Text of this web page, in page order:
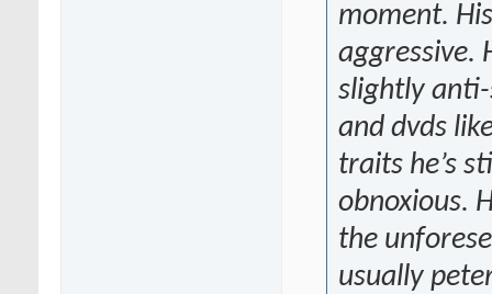
moment.
aggressive.
slightly anti-
and dvds
traits he’s
obnoxious.
the
usually